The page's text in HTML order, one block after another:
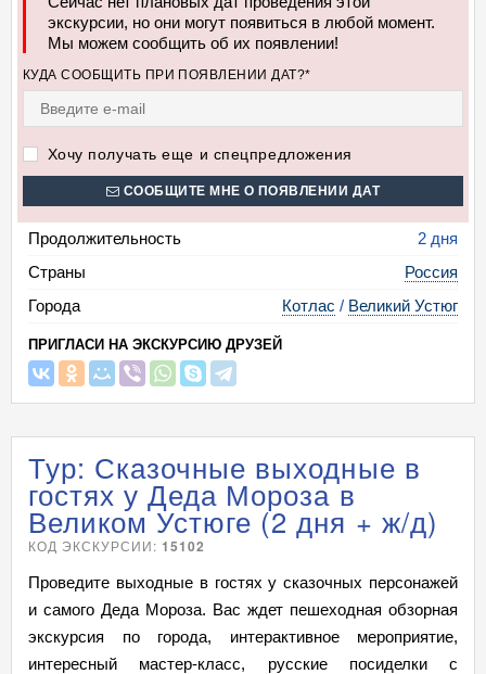
экскурсии, но они могут появиться в любой момент.
Мы можем сообщить об их появлении!
КУДА СООБЩИТЬ ПРИ ПОЯВЛЕНИИ ДАТ?*
Хочу получать еще и спецпредложения
СООБЩИТЕ МНЕ О ПОЯВЛЕНИИ ДАТ
Продолжительность
2 дня
Страны
Россия
Города
Котлас / Великий Устюг
ПРИГЛАСИ НА ЭКСКУРСИЮ ДРУЗЕЙ
Тур: Сказочные выходные в
гостях у Деда Мороза в
Великом Устюге (2 дня + ж/д)
КОД ЭКСКУРСИИ: 15102
Проведите выходные в гостях у сказочных персонажей
и самого Деда Мороза. Вас ждет пешеходная обзорная
экскурсия по города, интерактивное мероприятие,
интересный мастер-класс, русские посиделки с